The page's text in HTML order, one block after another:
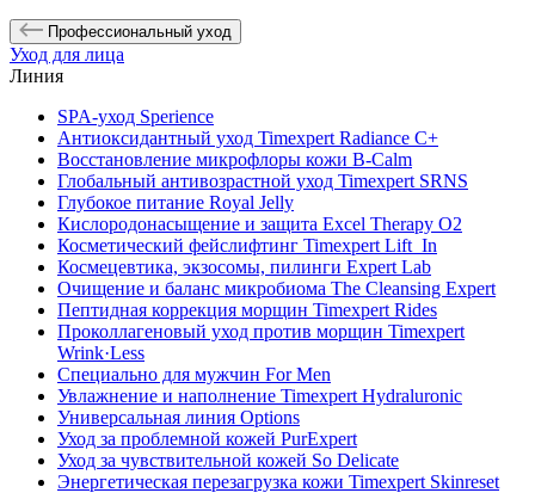
Профессиональный уход
Уход для лица
Линия
SPA-уход Sperience
Антиоксидантный уход Timexpert Radiance C+
Восстановление микрофлоры кожи B-Calm
Глобальный антивозрастной уход Timexpert SRNS
Глубокое питание Royal Jelly
Кислородонасыщение и защита Excel Therapy O2
Косметический фейслифтинг Timexpert Lift_In
Космецевтика, экзосомы, пилинги Expert Lab
Очищение и баланс микробиома The Cleansing Expert
Пептидная коррекция морщин Timexpert Rides
Проколлагеновый уход против морщин Timexpert
Wrink·Less
Специально для мужчин For Men
Увлажнение и наполнение Timexpert Hydraluronic
Универсальная линия Options
Уход за проблемной кожей PurExpert
Уход за чувствительной кожей So Delicate
Энергетическая перезагрузка кожи Timexpert Skinreset